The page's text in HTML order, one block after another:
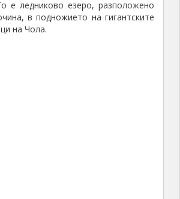
е ледниково езеро, разположено
в подножието на гигантските
на Чола.